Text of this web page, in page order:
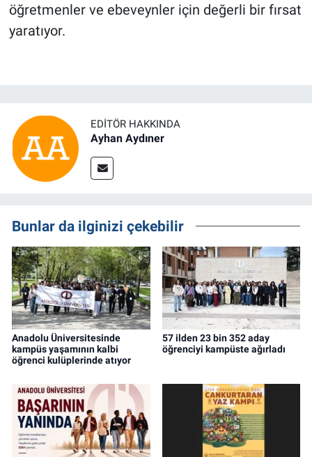
öğretmenler ve ebeveynler için değerli bir fırsat
yaratıyor.
EDITÖR HAKKINDA
Ayhan Aydıner
Bunlar da ilginizi çekebilir
Anadolu Üniversitesinde
kampüs yaşamının kalbi
öğrenci kulüplerinde atıyor
57 ilden 23 bin 352 aday
öğrenciyi kampüste ağırladı